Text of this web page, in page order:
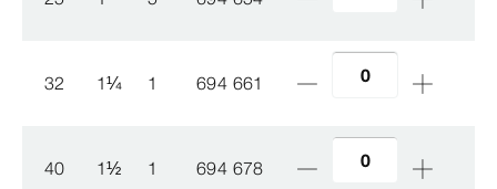
32 1¼ 1 694 661
40 1½ 1 694 678